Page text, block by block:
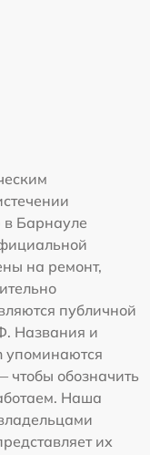
в Барнауле
на ремонт,
публичной
Названия и
упоминаются
обозначить
Наша
их